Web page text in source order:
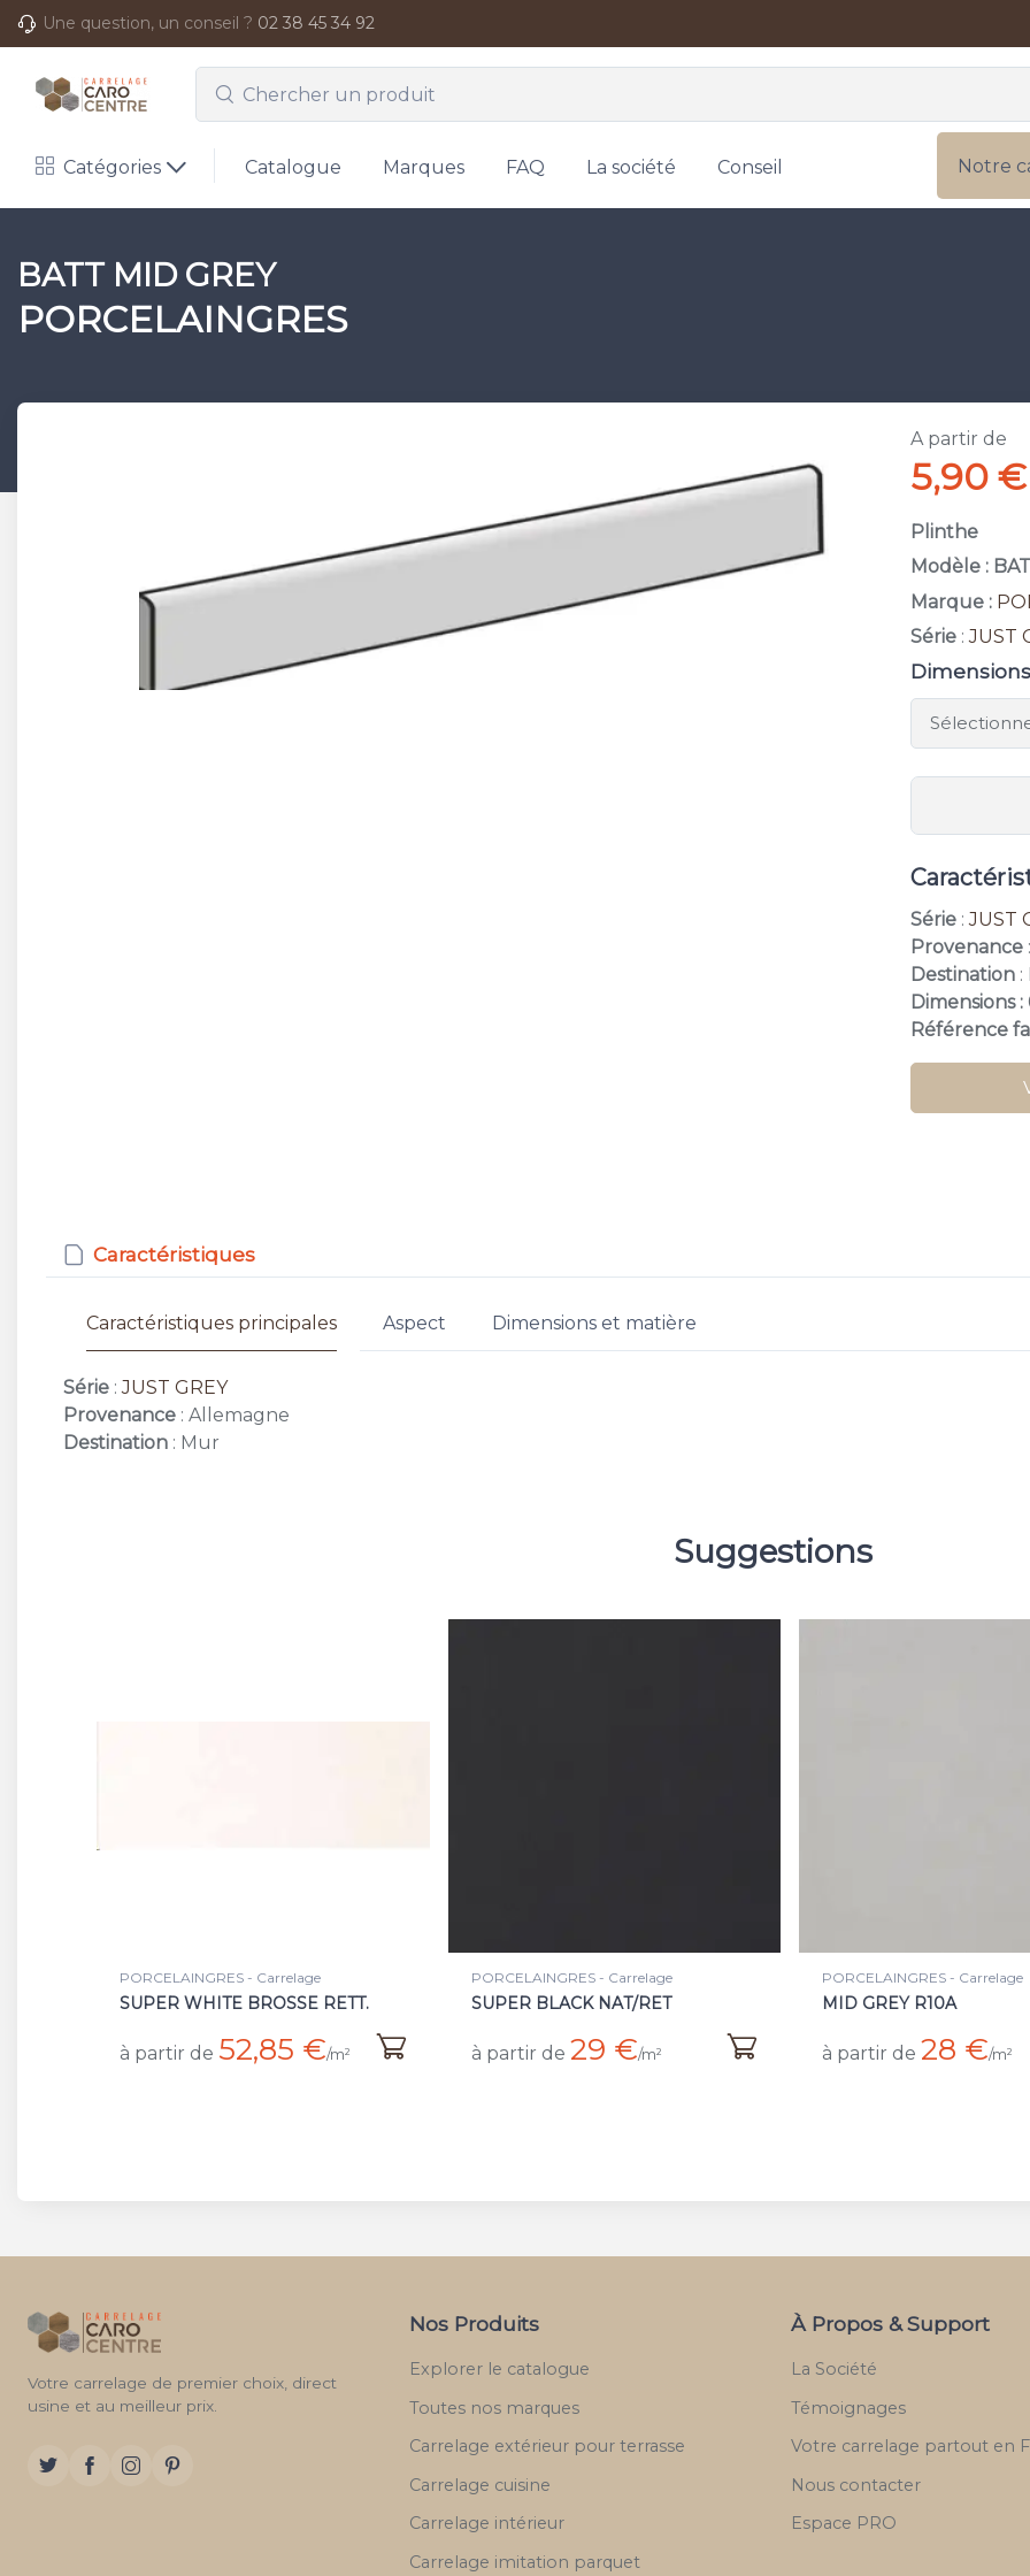
Une question, un conseil ? 02 38 45 34 92
Catégories Catalogue Marques FAQ La société Conseil Notre
BATT MID GREY
PORCELAINGRES
A partir de
5,90 €
Plinthe
Modèle :
Marque :
Série :JUST
Dimensions
Série :JUST
Provenance
Destination :
Dimensions
Référence
Caractéristiques
Caractéristiques principales Aspect Dimensions et matière
Série :JUST GREY
Provenance : Allemagne
Destination : Mur
Suggestions
PORCELAINGRES - Carrelage
SUPER WHITE BROSSE RETT.
à partir de 52,85 €/m²
PORCELAINGRES - Carrelage
SUPER BLACK NAT/RET
à partir de 29 €/m²
PORCELAINGRES - Carrelage
MID GREY R10A
à partir de 28 €/m²
Votre carrelage de premier choix, direct
usine et au meilleur prix.
Nos Produits
Explorer le catalogue
Toutes nos marques
Carrelage extérieur pour terrasse
Carrelage cuisine
Carrelage intérieur
Carrelage imitation parquet
À Propos & Support
La Société
Témoignages
Votre carrelage partout en
Nous contacter
Espace PRO